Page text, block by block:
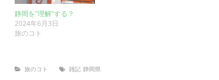
静岡を”理解”する？
2024年6月3日
旅のコト
Categories
旅のコト Tags
雑記 静岡県